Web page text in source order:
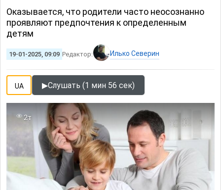
Оказывается, что родители часто неосознанно
проявляют предпочтения к определенным
детям
19-01-2025, 09:09 Редактор: Илько Северин
UA ▶Слушать (1 мин 56 сек)
2т